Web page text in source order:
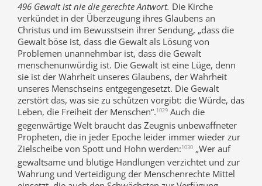
496 Gewalt ist nie die gerechte Antwort. Die Kirche
verkündet in der Überzeugung ihres Glaubens an
Christus und im Bewusstsein ihrer Sendung, „dass die
Gewalt böse ist, dass die Gewalt als Lösung von
Problemen unannehmbar ist, dass die Gewalt
menschenunwürdig ist. Die Gewalt ist eine Lüge, denn
sie ist der Wahrheit unseres Glaubens, der Wahrheit
unseres Menschseins entgegengesetzt. Die Gewalt
zerstört das, was sie zu schützen vorgibt: die Würde, das
Leben, die Freiheit der Menschen“.1029 Auch die
gegenwärtige Welt braucht das Zeugnis unbewaffneter
Propheten, die in jeder Epoche leider immer wieder zur
Zielscheibe von Spott und Hohn werden:1030 „Wer auf
gewaltsame und blutige Handlungen verzichtet und zur
Wahrung und Verteidigung der Menschenrechte Mittel